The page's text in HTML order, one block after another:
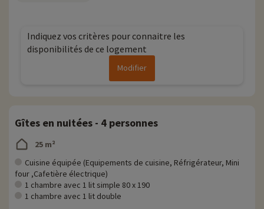
Indiquez vos critères pour connaitre les
disponibilités de ce logement
Modifier
Gîtes en nuitées - 4 personnes
25 m²
Cuisine équipée (Equipements de cuisine, Réfrigérateur, Mini
four ,Cafetière électrique)
1 chambre avec 1 lit simple 80 x 190
1 chambre avec 1 lit double